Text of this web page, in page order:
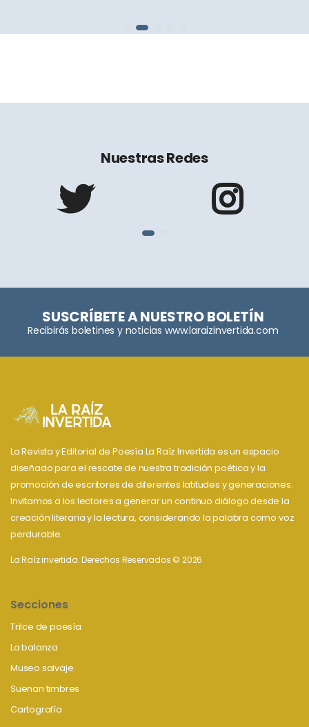
Nuestras Redes
SUSCRÍBETE A NUESTRO BOLETÍN
Recibirás boletines y noticias www.laraizinvertida.com
La Revista y Editorial de Poesía La Raíz Invertida es un espacio
diseñado para el rescate de nuestra tradición poética y la
promoción de escritores de diferentes latitudes y generaciones.
Invitamos a los lectores a generar un continuo diálogo desde la
creación literaria y la lectura, considerando la palabra como voz
perdurable.
La Raíz invertida. Derechos Reservados © 2026
Secciones
Trilce de poesía
La balanza
Museo salvaje
Suenan timbres
Cartografía